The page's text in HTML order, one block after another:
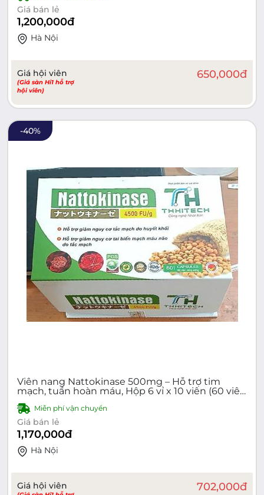
Giá bán lẻ
1,200,000đ
Hà Nội
Giá hội viên
(Giá sàn Hi1 hỗ trợ
hội viên)
650,000đ
-40%
Viên nang Nattokinase 500mg – Hỗ trợ tim
mạch, tuần hoàn máu, Hộp 6 vỉ x 10 viên (60 viên
Miễn phí vận chuyển
Giá bán lẻ
1,170,000đ
Hà Nội
Giá hội viên 702,000đ